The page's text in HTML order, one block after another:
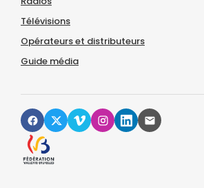
Télévisions
Opérateurs et distributeurs
Guide média